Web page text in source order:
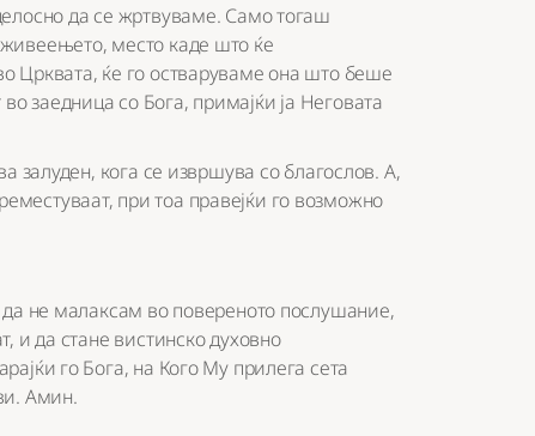
да се жртвуваме. Само тогаш
место каде што ќе
Црквата, ќе го остваруваме она што беше
заедница со Бога, примајќи ја Неговата
залуден, кога се извршува со благослов. А,
при тоа правејќи го возможно
не малаксам во повереното послушание,
и да стане вистинско духовно
го Бога, на Кого Му прилега сета
Амин.